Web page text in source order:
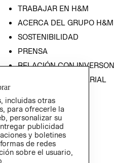
TRABAJAR EN H&M
ACERCA DEL GRUPO H&M
SOSTENIBILIDAD
PRENSA
RELACIÓN CON
POLÍTICA EMPRESARIAL
incluidas otras
para ofrecerle la
personalizar su
publicidad
y boletines
de redes
sobre el usuario,